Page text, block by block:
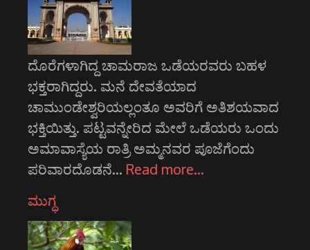
ದೊರೆಗಳಾಗಿದ್ದ ಚಾಮರಾಜ ಒಡೆಯರವರು ಬಹಳ
ಭಕ್ತರಾಗಿದ್ದರು. ಮನೆ ದೇವತೆಯಾದ
ಚಾಮುಂಡೇಶ್ವರಿಯಲ್ಲಂತೂ ಅವರಿಗೆ ಅತಿಶಯವಾದ
ಭಕ್ತಿಯಿತ್ತು. ಪಟ್ಟವನ್ನೇರಿದ ಮೇಲೆ ಒಡೆಯರು ಒಂದು
ಅಮಾವಾಸ್ಯೆಯ ರಾತ್ರಿ ಅಮ್ಮನವರ ಪೂಜೆಗೆಂದು
ಪರಿವಾರದೊಡನೆ… Read more…
ಮುಗ್ಧ